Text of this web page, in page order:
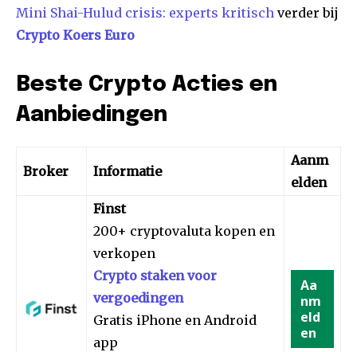
Mini Shai-Hulud crisis: experts kritisch verder bij
Crypto Koers Euro
Beste Crypto Acties en
Aanbiedingen
Broker Informatie
Aanm
elden
Finst
200+ cryptovaluta kopen en
verkopen
Crypto staken voor
vergoedingen
Gratis iPhone en Android
app
Aa
nm
eld
en